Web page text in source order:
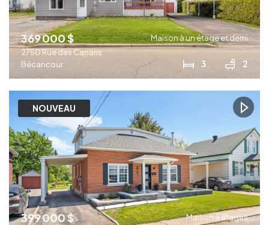
369 000 $
Maison à un étage et demi
2750 Rue des Canaris
Bécancour
3 2
NOUVEAU
399 000 $
Maison à étages